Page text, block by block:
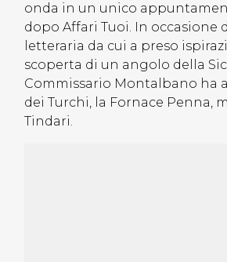
onda in un unico
dopo Affari Tuoi. In occasione
letteraria da cui a preso
scoperta di un angolo della
Commissario Montalbano ha
dei Turchi, la Fornace Penna,
Tindari.